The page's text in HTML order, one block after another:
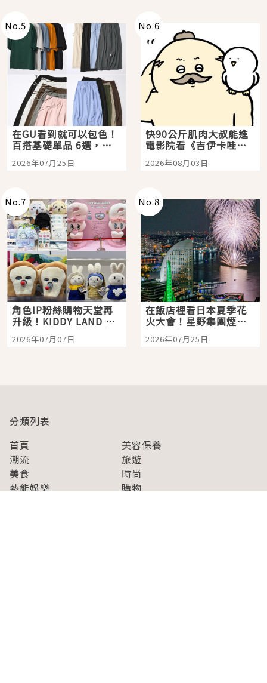
No.5
在GU看到就可以包色！
百搭基礎單品 6選，閉
眼全收也不心疼
2026年07月25日
No.6
快90公斤肌肉大叔能進
電影院看《吉伊卡哇》
嗎？日本重金屬樂團
「打首」會長與nagano
2026年08月03日
No.7
角色IP粉絲購物天堂再
升級！KIDDY LAND 原
宿店吉伊卡哇迎客，新
開幕 OMOKADO 店3分
2026年07月07日
No.8
在飯店裡看日本夏季花
火大會！星野集團煙火
景觀飯店6選，讓你不用
人擠人悠閒欣賞
2026年07月25日
分類列表
首頁
美容保養
潮流
旅遊
美食
時尚
藝能娛樂
購物